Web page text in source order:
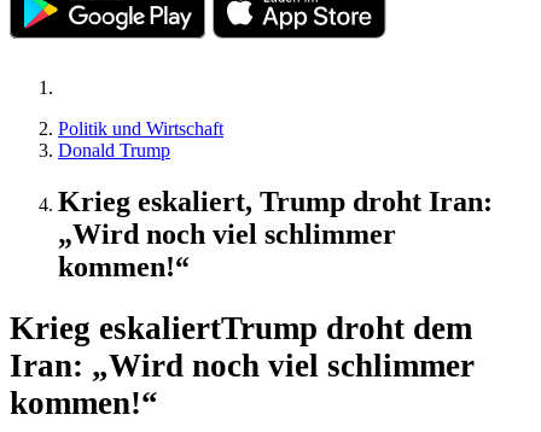
Politik und Wirtschaft
Donald Trump
Krieg eskaliert, Trump droht Iran:
„Wird noch viel schlimmer
kommen!“
Krieg eskaliertTrump droht dem
Iran: „Wird noch viel schlimmer
kommen!“